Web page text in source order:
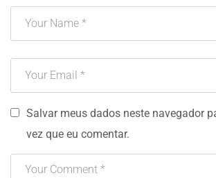
Salvar meus dados neste navegador
vez que eu comentar.